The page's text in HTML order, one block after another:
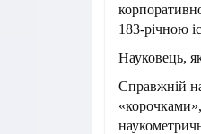
183-річною
Науковець,
Справжній